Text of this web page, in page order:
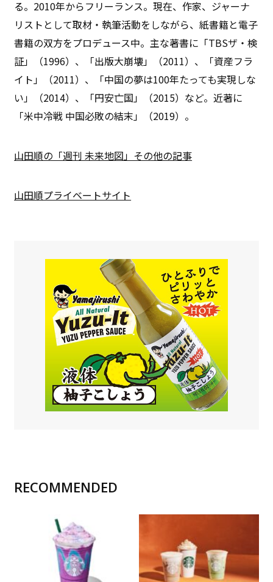
る。2010年からフリーランス。現在、作家、ジャーナ
リストとして取材・執筆活動をしながら、紙書籍と電子
書籍の双方をプロデュース中。主な著書に「TBSザ・検
証」（1996）、「出版大崩壊」（2011）、「資産フラ
イト」（2011）、「中国の夢は100年たっても実現しな
い」（2014）、「円安亡国」（2015）など。近著に
「米中冷戦 中国必敗の結末」（2019）。
山田順の「週刊 未来地図」その他の記事
山田順プライベートサイト
RECOMMENDED